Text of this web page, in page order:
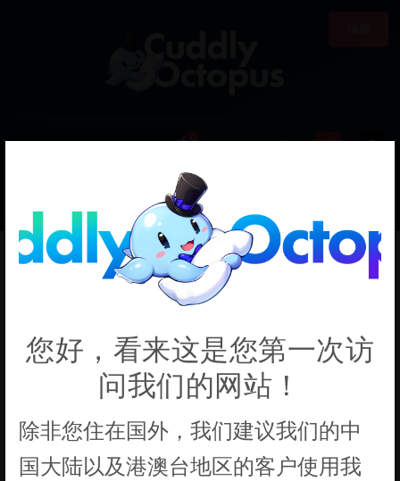
您好，看来这是您第一次访
问我们的网站！
除非您住在国外，我们建议我们的中
国大陆以及港澳台地区的客户使用我
€0.00
The Vexations of a
Shut-in Vampire
Princess